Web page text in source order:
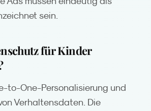
sein.
für Kinder
to-One-Personalisierung und
Verhaltensdaten. Die